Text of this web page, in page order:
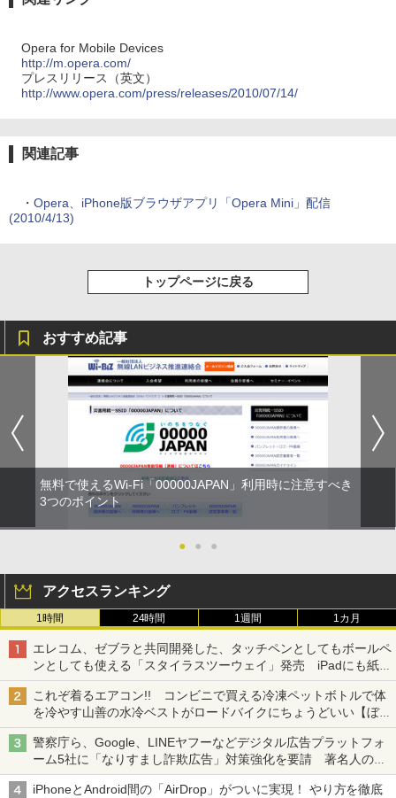
Opera for Mobile Devices
http://m.opera.com/
プレスリリース（英文）
http://www.opera.com/press/releases/2010/07/14/
関連記事
・ Opera、iPhone版ブラウザアプリ「Opera Mini」配信
(2010/4/13)
トップページに戻る
おすすめ記事
無料で使えるWi-Fi「00000JAPAN」利用時に注意すべき
3つのポイント
● ● ●
アクセスランキング
1時間 24時間 1週間 1カ月
エレコム、ゼブラと共同開発した、タッチペンとしてもボールペ
ンとしても使える「スタイラスツーウェイ」発売 iPadにも紙に
も、持ち替えずに書き込める
これぞ着るエアコン!! コンビニで買える冷凍ペットボトルで体
を冷やす山善の水冷ベストがロードバイクにちょうどいい【ぼっ
ち・ざ・ろーど！その14】【空いた時間でなにしてる？】
警察庁ら、Google、LINEヤフーなどデジタル広告プラットフォ
ーム5社に「なりすまし詐欺広告」対策強化を要請 著名人の写
真や映像を使った投資詐欺などへの対策として
iPhoneとAndroid間の「AirDrop」がついに実現！ やり方を徹底